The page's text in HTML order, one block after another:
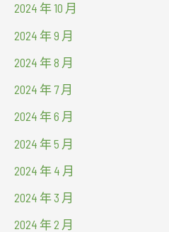
2024 年 10 月
2024 年 9 月
2024 年 8 月
2024 年 7 月
2024 年 6 月
2024 年 5 月
2024 年 4 月
2024 年 3 月
2024 年 2 月